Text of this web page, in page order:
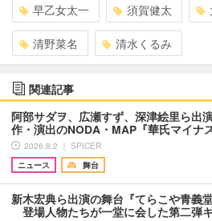
早乙女太一 須賀健太
清野菜名 清水くるみ
関連記事
阿部サダヲ、広瀬すず、深津絵里ら
作・演出のNODA・MAP『華氏マイナ
2026.8.2 ｜ SPICER
ニュース
舞台
新木宏典ら出演の舞台『てらこや青義
登場人物たちが一堂に会した第二弾